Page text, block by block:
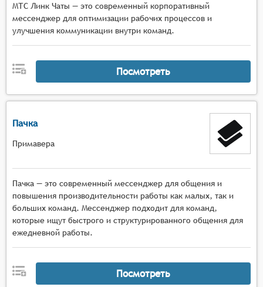
МТС Линк Чаты — это современный корпоративный
мессенджер для оптимизации рабочих процессов и
улучшения коммуникации внутри команд.
Посмотреть
Пачка
Примавера
Пачка — это современный мессенджер для общения и
повышения производительности работы как малых, так и
больших команд. Мессенджер подходит для команд,
которые ищут быстрого и структурированного общения для
ежедневной работы.
Посмотреть